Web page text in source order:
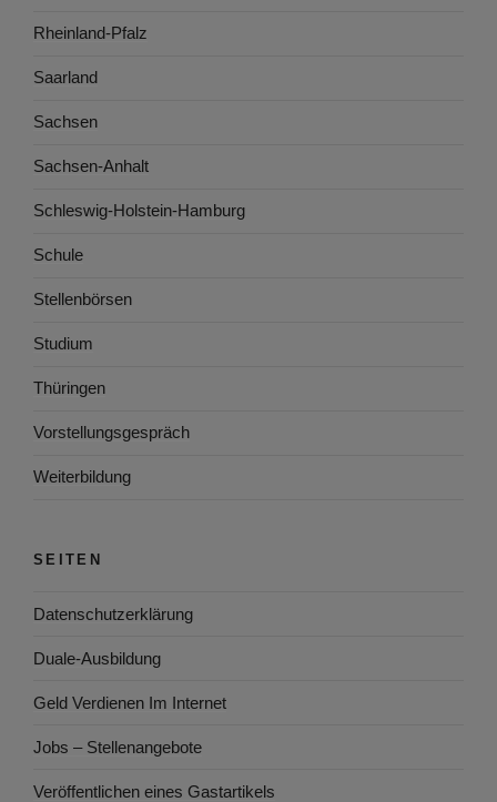
Rheinland-Pfalz
Saarland
Sachsen
Sachsen-Anhalt
Schleswig-Holstein-Hamburg
Schule
Stellenbörsen
Studium
Thüringen
Vorstellungsgespräch
Weiterbildung
SEITEN
Datenschutzerklärung
Duale-Ausbildung
Geld Verdienen Im Internet
Jobs – Stellenangebote
Veröffentlichen eines Gastartikels